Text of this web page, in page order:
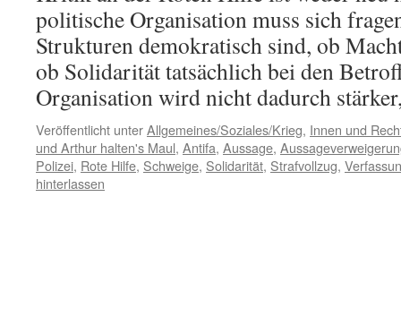
politische Organisation muss sich
Strukturen demokratisch sind, ob
ob Solidarität tatsächlich bei den
Organisation wird nicht dadurch
Veröffentlicht unterAllgemeines/Soziales/Krieg, Innen und
und Arthur halten's Maul, Antifa, Aussage,
Polizei, Rote Hilfe, Schweige, Solidarität, Strafvollzug,
hinterlassen